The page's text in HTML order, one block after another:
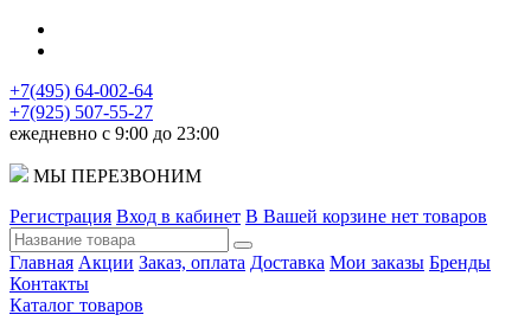
+7(495) 64-002-64
+7(925) 507-55-27
ежедневно с 9:00 до 23:00
МЫ ПЕРЕЗВОНИМ
Регистрация Вход в кабинет В Вашей корзине нет товаров
Главная Акции Заказ, оплата Доставка Мои заказы Бренды
Контакты
Каталог товаров